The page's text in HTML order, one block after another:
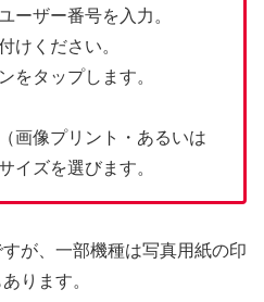
ーザー番号を入力。
けください。
をタップします。
画像プリント・あるいは
イズを選びます。
が、一部機種は写真用紙の印
ります。